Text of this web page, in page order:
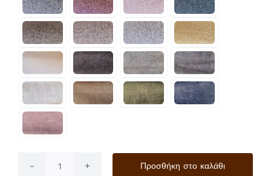
Προσθήκη στο καλάθι